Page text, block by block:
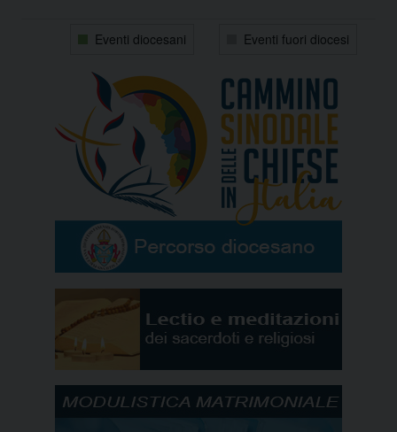
Eventi diocesani Eventi fuori diocesi